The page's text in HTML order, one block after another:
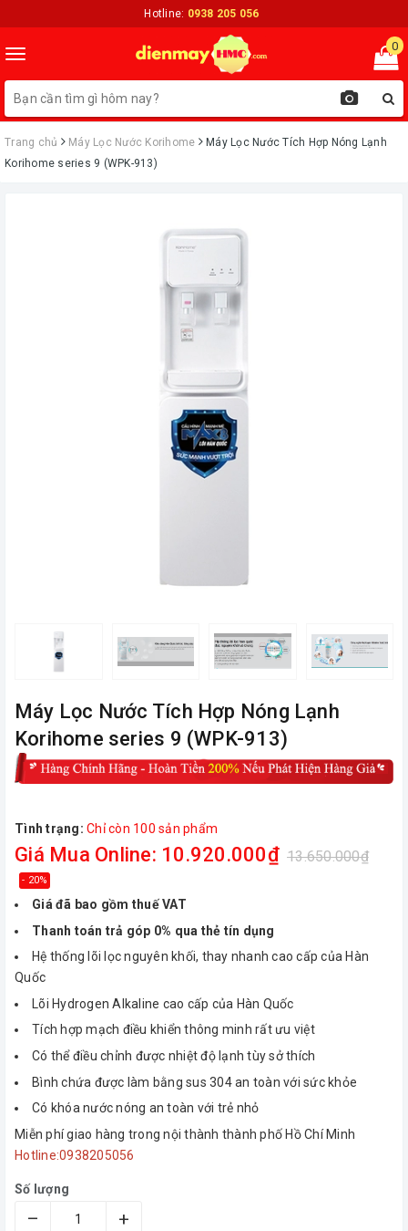
Hotline: 0938 205 056
Toggle
navigation
0
Trang chủ Máy Lọc Nước Korihome
Máy Lọc Nước Tích Hợp Nóng Lạnh
Korihome series 9 (WPK-913)
Máy Lọc Nước Tích Hợp Nóng Lạnh
Korihome series 9 (WPK-913)
Tình trạng: Chỉ còn 100 sản phẩm
Giá Mua Online: 10.920.000₫ 13.650.000₫
- 20%
Giá đã bao gồm thuế VAT
Thanh toán trả góp 0% qua thẻ tín dụng
Hệ thống lõi lọc nguyên khối, thay nhanh cao cấp của Hàn
Quốc
Lõi Hydrogen Alkaline cao cấp của Hàn Quốc
Tích hợp mạch điều khiển thông minh rất ưu việt
Có thể điều chỉnh được nhiệt độ lạnh tùy sở thích
Bình chứa được làm bằng sus 304 an toàn với sức khỏe
Có khóa nước nóng an toàn với trẻ nhỏ
Miễn phí giao hàng trong nội thành thành phố Hồ Chí Minh
Hotline:0938205056
Số lượng
– +